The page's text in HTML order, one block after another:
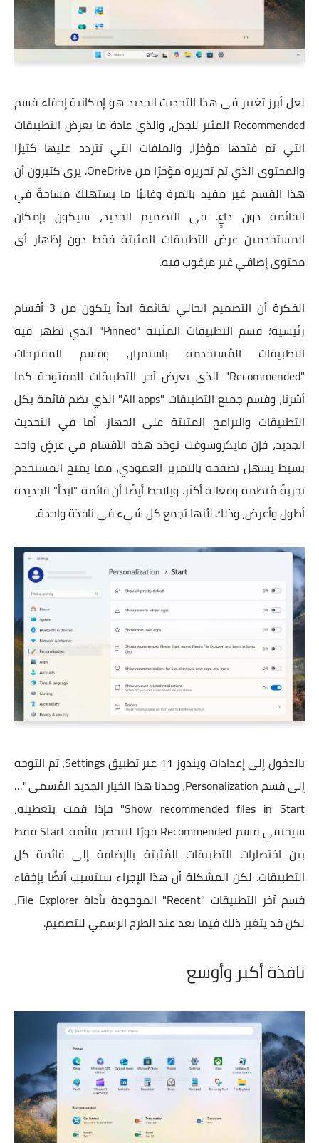
لعل أبرز تغيير في هذا التحديث الجديد هو إمكانية إخفاء قسم
Recommended المثير للجدل، والذي عادة ما يعرض التطبيقات
التي تم فتحها مؤخرًا، والملفات التي تتردد عليها كثيرًا
والمحتوى الذي تم تحريره مؤخرًا من OneDrive. يرى كثيرون أن
هذا القسم غير مفيد بالمرة وغالبًا ما يستهلك مساحةً في
القائمة دون داعٍ. في التصميم الجديد، سيكون بإمكان
المستخدمين عرض التطبيقات المثبتة فقط دون إظهار أي
محتوى إضافي غير مرغوب فيه.
الفكرة أن التصميم الحالي لقائمة ابدأ يتكون من 3 أقسام
رئيسية؛ قسم التطبيقات المثبتة "Pinned" الذي تظهر فيه
التطبيقات المُستخدمة باستمرار، وقسم المقترحات
"Recommended" الذي يعرض آخر التطبيقات المفتوحة كما
أشرنا، وقسم جميع التطبيقات "All apps" الذي يضم قائمة بكل
التطبيقات والبرامج المثبتة على الجهاز. أما في التحديث
الجديد، فإن مايكروسوفت توحّد هذه الأقسام في عرضٍ واحد
بسيط يسهل تصفحه بالتمرير العمودي، مما يمنح المستخدم
تجربةً مُنظمة وفعالة أكثر. ويلاحظ أيضًا أن قائمة "ابدأ" الجديدة
أطول وأعرض، وذلك لأنها تجمع كل شيء في نافذة واحدة.
بالدخول إلى إعدادات ويندوز 11 عبر تطبيق Settings، ثم التوجه
إلى قسم Personalization، وجدنا هذا الخيار الجديد المُسمى "…
Show recommended files in Start" فإذا قمت بتعطيله،
سيختفي قسم Recommended فورًا لتنحصر قائمة Start فقط
بين اختصارات التطبيقات المُثبتة بالإضافة إلى قائمة كل
التطبيقات. لكن المشكلة أن هذا الإجراء سيتسبب أيضًا بإخفاء
قسم آخر التطبيقات "Recent" الموجودة بأداة File Explorer،
لكن قد يتغير ذلك فيما بعد عند الطرح الرسمي للتصميم.
نافذة أكبر وأوسع